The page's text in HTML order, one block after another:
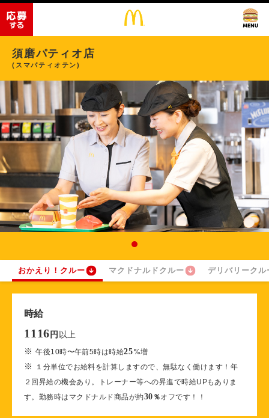
須磨パティオ店
(スマパティオテン)
おかえり！クルー マクドナルドクルー デリバリークル
時給
1116 円 以上
※午後10時〜午前5時は時給25%増
※
１分単位でお給料を計算しますので、無駄なく働けます！年
２回昇給の機会あり。トレーナー等への昇進で時給UPもありま
す。勤務時はマクドナルド商品が約30 ％オフです！！